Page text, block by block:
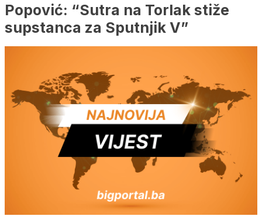
Popović: “Sutra na Torlak stiže
supstanca za Sputnjik V”